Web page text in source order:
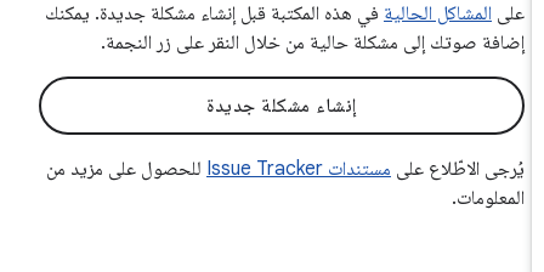
على المشاكل الحاليةفي هذه المكتبة قبل إنشاء مشكلة جديدة. يمكنك
إضافة صوتك إلى مشكلة حالية من خلال النقر على زر النجمة.
إنشاء مشكلة جديدة
يُرجى الاطّلاع على مستندات Issue Tracker
للحصول على مزيد من
المعلومات.